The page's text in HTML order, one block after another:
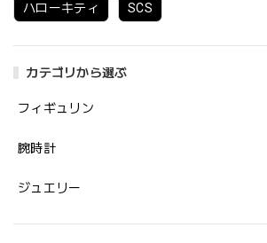
ハローキティ SCS
カテゴリから選ぶ
フィギュリン
腕時計
ジュエリー